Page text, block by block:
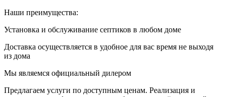
Наши преимущества:
Установка и обслуживание септиков в любом доме
Доставка осуществляется в удобное для вас время не выходя
из дома
Мы являемся официальный дилером
Предлагаем услуги по доступным ценам. Реализация и